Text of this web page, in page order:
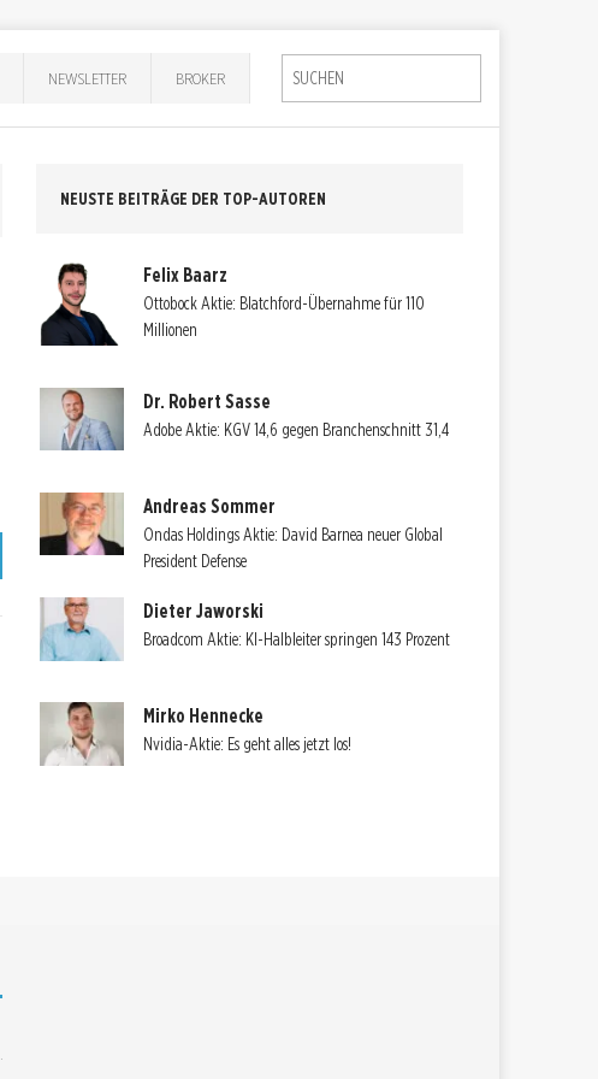
NEWSLETTER BROKER
NEUSTE BEITRÄGE DER TOP-AUTOREN
Felix Baarz
Ottobock Aktie: Blatchford-Übernahme für 110
Millionen
Dr. Robert Sasse
Adobe Aktie: KGV 14,6 gegen Branchenschnitt 31,4
Andreas Sommer
Ondas Holdings Aktie: David Barnea neuer Global
President Defense
Dieter Jaworski
Broadcom Aktie: KI-Halbleiter springen 143 Prozent
Mirko Hennecke
Nvidia-Aktie: Es geht alles jetzt los!